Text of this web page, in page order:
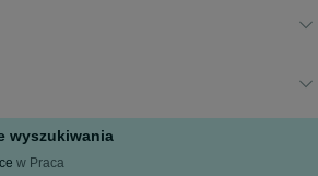
wyszukiwania
w Praca